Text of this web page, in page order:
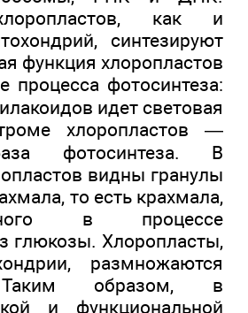
как и
синтезируют
функция хлоропластов
процесса фотосинтеза:
идет световая
хлоропластов —
фотосинтеза. В
видны гранулы
то есть крахмала,
в процессе
глюкозы. Хлоропласты,
размножаются
образом, в
и функциональной